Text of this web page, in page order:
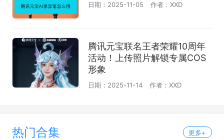
日期：2025-11-05 作者：XXD
腾讯元宝联名王者荣耀10周年
活动！上传照片解锁专属COS
形象
日期：2025-11-14 作者：XXD
热门合集 更多+